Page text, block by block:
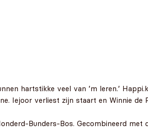
hartstikke veel van ’m leren.’
Iejoor verliest zijn staart en Winnie de
Bunders-Bos. Gecombineerd met